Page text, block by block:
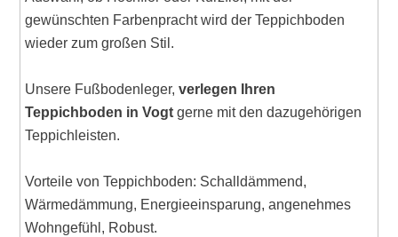
gewünschten Farbenpracht wird der Teppichboden
wieder zum großen Stil.
Unsere Fußbodenleger,verlegen Ihren
Teppichboden in Vogt gerne mit den dazugehörigen
Teppichleisten.
Vorteile von Teppichboden: Schalldämmend,
Wärmedämmung, Energieeinsparung, angenehmes
Wohngefühl, Robust.